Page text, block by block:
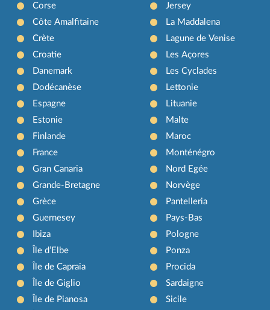
Corse
Côte Amalfitaine
Crète
Croatie
Danemark
Dodécanèse
Espagne
Estonie
Finlande
France
Gran Canaria
Grande-Bretagne
Grèce
Guernesey
Ibiza
Île d’Elbe
Île de Capraia
Île de Giglio
Île de Pianosa
Jersey
La Maddalena
Lagune de Venise
Les Açores
Les Cyclades
Lettonie
Lituanie
Malte
Maroc
Monténégro
Nord Egée
Norvège
Pantelleria
Pays-Bas
Pologne
Ponza
Procida
Sardaigne
Sicile